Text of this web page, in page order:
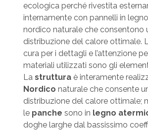
ecologica perché rivestita
internamente con pannelli in
nordico naturale che consentono
distribuzione del calore ottimale.
cura per i dettagli e l’attenzione
materiali utilizzati sono gli
La strutturaè interamente
Nordico naturale che consente
distribuzione del calore ottimale;
le panche sono in legno
doghe larghe dal bassissimo